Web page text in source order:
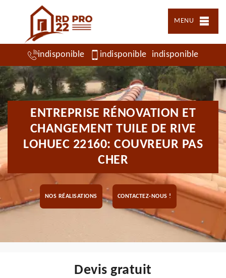
MENU
indisponible indisponible indisponible
ENTREPRISE RÉNOVATION ET
CHANGEMENT TUILE DE RIVE
LOHUEC 22160: COUVREUR PAS
CHER
NOS RÉALISATIONS CONTACTEZ-NOUS !
Devis gratuit